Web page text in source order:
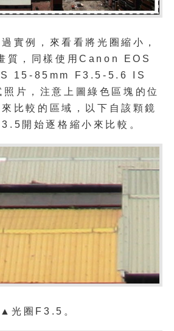
實例，來看看將光圈縮小，
質，同樣使用Canon EOS
15-85mm F3.5-5.6 IS
片，注意上圖綠色區塊的位
比較的區域，以下自該顆鏡
開始逐格縮小來比較。
▲光圈F3.5。